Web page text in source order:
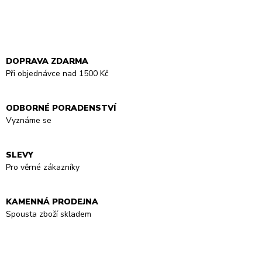
DOPRAVA ZDARMA
Při objednávce nad 1500 Kč
ODBORNÉ PORADENSTVÍ
Vyznáme se
SLEVY
Pro věrné zákazníky
KAMENNÁ PRODEJNA
Spousta zboží skladem